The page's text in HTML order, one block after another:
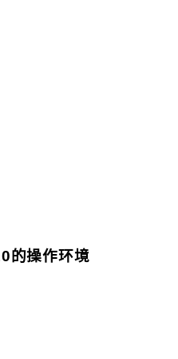
的操作环境